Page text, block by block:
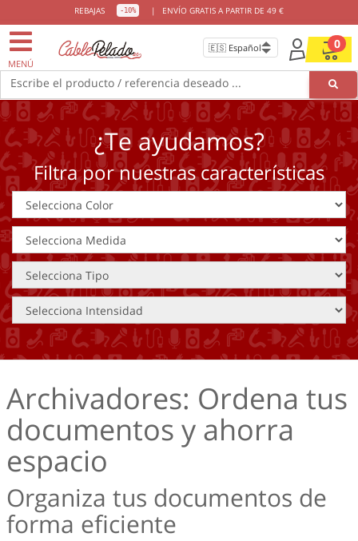
REBAJAS -10% | ENVÍO GRATIS A PARTIR DE 49 €
MENÚ
0
Escribe el producto / referencia deseado ...
¿Te ayudamos?
Filtra por nuestras características
Archivadores: Ordena tus
documentos y ahorra
espacio
Organiza tus documentos de
forma eficiente